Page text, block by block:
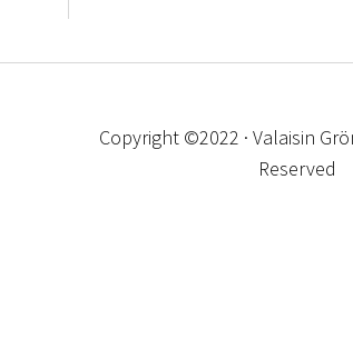
Copyright ©2022 · Valaisin
Reserved